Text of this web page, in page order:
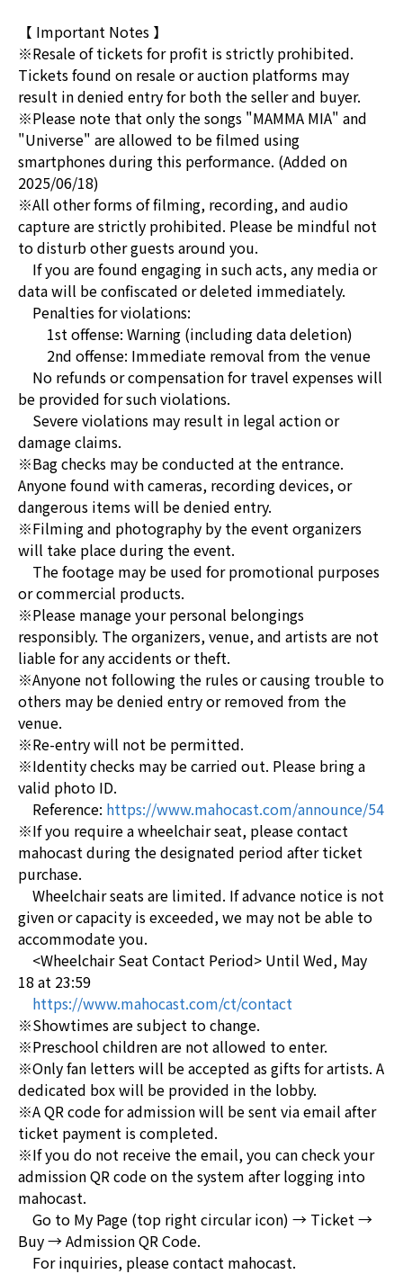
【 Important Notes 】
※Resale of tickets for profit is strictly prohibited.
Tickets found on resale or auction platforms may
result in denied entry for both the seller and buyer.
※Please note that only the songs "MAMMA MIA" and
"Universe" are allowed to be filmed using
smartphones during this performance. (Added on
2025/06/18)
※All other forms of filming, recording, and audio
capture are strictly prohibited. Please be mindful not
to disturb other guests around you.
If you are found engaging in such acts, any media or
data will be confiscated or deleted immediately.
Penalties for violations:
1st offense: Warning (including data deletion)
2nd offense: Immediate removal from the venue
No refunds or compensation for travel expenses will
be provided for such violations.
Severe violations may result in legal action or
damage claims.
※Bag checks may be conducted at the entrance.
Anyone found with cameras, recording devices, or
dangerous items will be denied entry.
※Filming and photography by the event organizers
will take place during the event.
The footage may be used for promotional purposes
or commercial products.
※Please manage your personal belongings
responsibly. The organizers, venue, and artists are not
liable for any accidents or theft.
※Anyone not following the rules or causing trouble to
others may be denied entry or removed from the
venue.
※Re-entry will not be permitted.
※Identity checks may be carried out. Please bring a
valid photo ID.
Reference: https://www.mahocast.com/announce/54
※If you require a wheelchair seat, please contact
mahocast during the designated period after ticket
purchase.
Wheelchair seats are limited. If advance notice is not
given or capacity is exceeded, we may not be able to
accommodate you.
<Wheelchair Seat Contact Period> Until Wed, May
18 at 23:59
https://www.mahocast.com/ct/contact
※Showtimes are subject to change.
※Preschool children are not allowed to enter.
※Only fan letters will be accepted as gifts for artists. A
dedicated box will be provided in the lobby.
※A QR code for admission will be sent via email after
ticket payment is completed.
※If you do not receive the email, you can check your
admission QR code on the system after logging into
mahocast.
Go to My Page (top right circular icon) → Ticket →
Buy → Admission QR Code.
For inquiries, please contact mahocast.